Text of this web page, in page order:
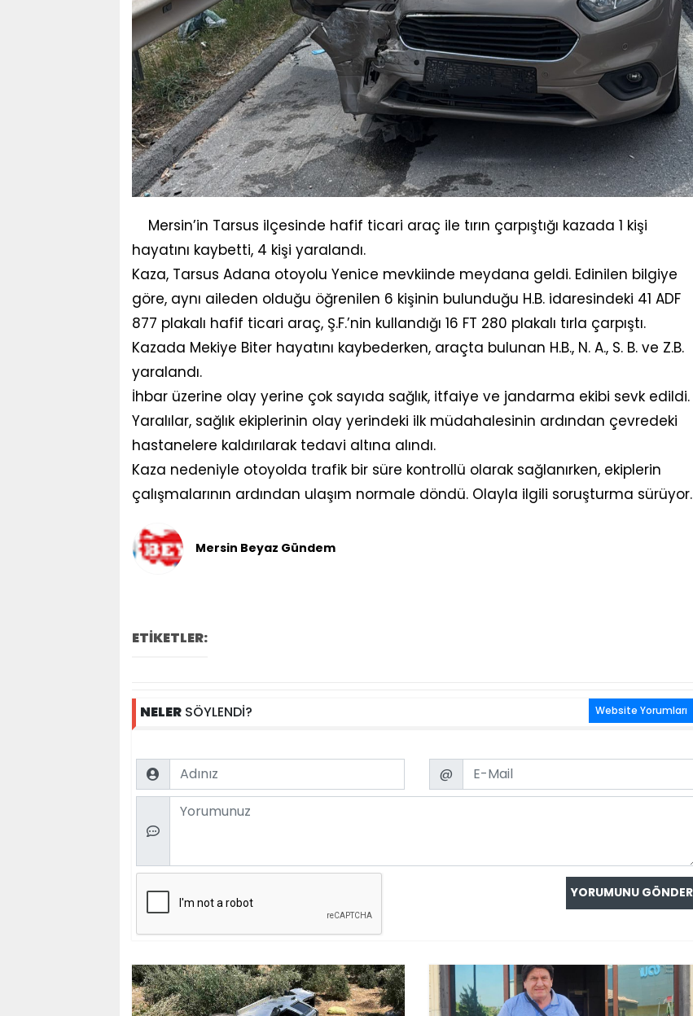
Mersin’in Tarsus ilçesinde hafif ticari araç ile tırın çarpıştığı kazada 1 kişi
hayatını kaybetti, 4 kişi yaralandı.
Kaza, Tarsus Adana otoyolu Yenice mevkiinde meydana geldi. Edinilen bilgiye
göre, aynı aileden olduğu öğrenilen 6 kişinin bulunduğu H.B. idaresindeki 41 ADF
877 plakalı hafif ticari araç, Ş.F.’nin kullandığı 16 FT 280 plakalı tırla çarpıştı.
Kazada Mekiye Biter hayatını kaybederken, araçta bulunan H.B., N. A., S. B. ve Z.B.
yaralandı.
İhbar üzerine olay yerine çok sayıda sağlık, itfaiye ve jandarma ekibi sevk edildi.
Yaralılar, sağlık ekiplerinin olay yerindeki ilk müdahalesinin ardından çevredeki
hastanelere kaldırılarak tedavi altına alındı.
Kaza nedeniyle otoyolda trafik bir süre kontrollü olarak sağlanırken, ekiplerin
çalışmalarının ardından ulaşım normale döndü. Olayla ilgili soruşturma sürüyor.
Mersin Beyaz Gündem
ETİKETLER:
NELER SÖYLENDİ? Website Yorumları
Name Email
@
Comment